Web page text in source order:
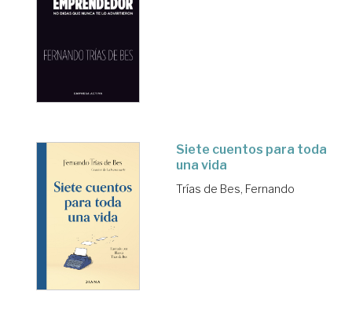
Siete cuentos para toda
una vida
Trías de Bes, Fernando